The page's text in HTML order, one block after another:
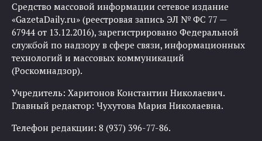
Средство массовой информации сетевое издание
«GazetaDaily.ru» (реестровая запись ЭЛ № ФС 77 —
67944 от 13.12.2016), зарегистрировано Федеральной
службой по надзору в сфере связи, информационных
технологий и массовых коммуникаций
(Роскомнадзор).
Учредитель: Харитонов Константин Николаевич.
Главный редактор: Чухутова Мария Николаевна.
Телефон редакции: 8 (937) 396-77-86.